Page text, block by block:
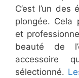
C’est l’un
plongée. Cela
et
beauté de
accessoire
sélectionné.